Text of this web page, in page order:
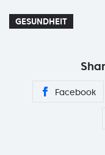
GESUNDHEIT
Facebook